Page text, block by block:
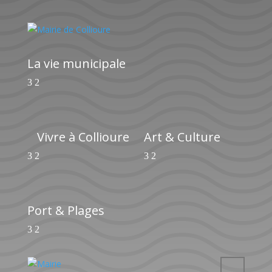
La vie municipale
Vivre à Collioure Art & Culture
Port & Plages